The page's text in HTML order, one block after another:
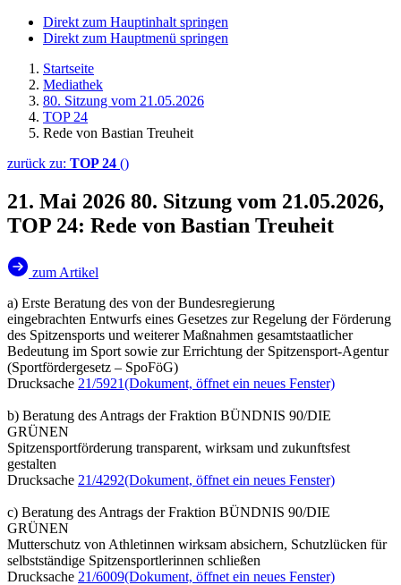
Direkt zum Hauptinhalt springen
Direkt zum Hauptmenü springen
Startseite
Mediathek
80. Sitzung vom 21.05.2026
TOP 24
Rede von Bastian Treuheit
zurück zu: TOP 24 ()
21. Mai 2026 80. Sitzung vom 21.05.2026,
TOP 24: Rede von Bastian Treuheit
zum Artikel
a) Erste Beratung des von der Bundesregierung
eingebrachten Entwurfs eines Gesetzes zur Regelung der Förderung
des Spitzensports und weiterer Maßnahmen gesamtstaatlicher
Bedeutung im Sport sowie zur Errichtung der Spitzensport-Agentur
(Sportfördergesetz – SpoFöG)
Drucksache 21/5921(Dokument, öffnet ein neues Fenster)
b) Beratung des Antrags der Fraktion BÜNDNIS 90/DIE
GRÜNEN
Spitzensportförderung transparent, wirksam und zukunftsfest
gestalten
Drucksache 21/4292(Dokument, öffnet ein neues Fenster)
c) Beratung des Antrags der Fraktion BÜNDNIS 90/DIE
GRÜNEN
Mutterschutz von Athletinnen wirksam absichern, Schutzlücken für
selbstständige Spitzensportlerinnen schließen
Drucksache 21/6009(Dokument, öffnet ein neues Fenster)